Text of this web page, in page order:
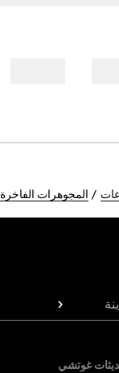
المجوهرات الفاخرة
غوتشي